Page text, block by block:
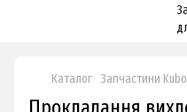
Каталог Запчастини